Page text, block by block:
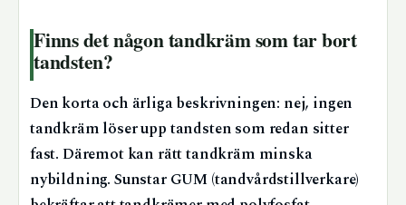
Finns det någon tandkräm som tar bort
tandsten?
Den korta och ärliga beskrivningen: nej, ingen
tandkräm löser upp tandsten som redan sitter
fast. Däremot kan rätt tandkräm minska
nybildning. Sunstar GUM (tandvårdstillverkare)